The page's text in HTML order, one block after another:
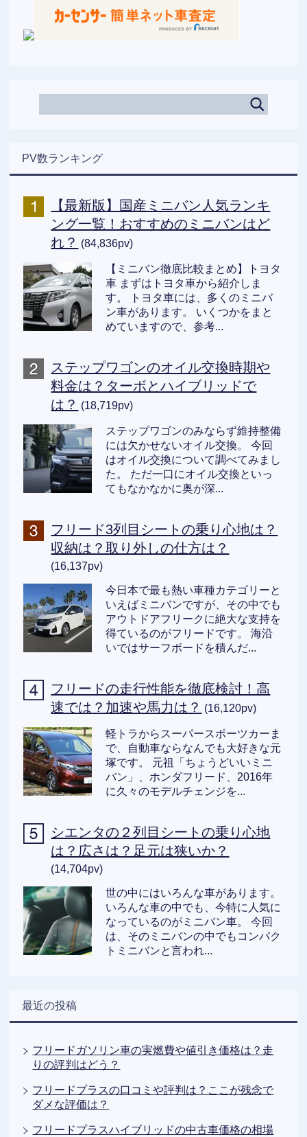
PV数ランキング
【最新版】国産ミニバン人気ランキ
ング一覧！おすすめのミニバンはど
れ？ (84,836pv)
【ミニバン徹底比較まとめ】トヨタ
車 まずはトヨタ車から紹介しま
す。 トヨタ車には、多くのミニバ
ン車があります。 いくつかをまと
めていますので、参考...
ステップワゴンのオイル交換時期や
料金は？ターボとハイブリッドで
は？ (18,719pv)
ステップワゴンのみならず維持整備
には欠かせないオイル交換。 今回
はオイル交換について調べてみまし
た。 ただ一口にオイル交換といっ
てもなかなかに奥が深...
フリード3列目シートの乗り心地は？
収納は？取り外しの仕方は？
(16,137pv)
今日本で最も熱い車種カテゴリーと
いえばミニバンですが、その中でも
アウトドアフリークに絶大な支持を
得ているのがフリードです。 海沿
いではサーフボードを積んだ...
フリードの走行性能を徹底検討！高
速では？加速や馬力は？ (16,120pv)
軽トラからスーパースポーツカーま
で、自動車ならなんでも大好きな元
塚です。 元祖「ちょうどいいミニ
バン」、ホンダフリード、2016年
に久々のモデルチェンジを...
シエンタの２列目シートの乗り心地
は？広さは？足元は狭いか？
(14,704pv)
世の中にはいろんな車があります。
いろんな車の中でも、今特に人気に
なっているのがミニバン車。 今回
は、そのミニバンの中でもコンパク
トミニバンと言われ...
最近の投稿
フリードガソリン車の実燃費や値引き価格は？走
りの評判はどう？
フリードプラスの口コミや評判は？ここが残念で
ダメな評価は？
フリードプラスハイブリッドの中古車価格の相場